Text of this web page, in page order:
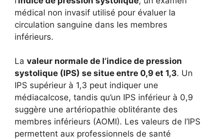
médical non invasif utilisé pour évaluer la
circulation sanguine dans les membres
inférieurs.
La valeur normale de l’indice de pression
systolique (IPS) se situe entre 0,9 et 1,3. Un
IPS supérieur à 1,3 peut indiquer une
médiacalcose, tandis qu’un IPS inférieur à 0,9
suggère une artériopathie oblitérante des
membres inférieurs (AOMI). Les valeurs de l’IPS
permettent aux professionnels de santé